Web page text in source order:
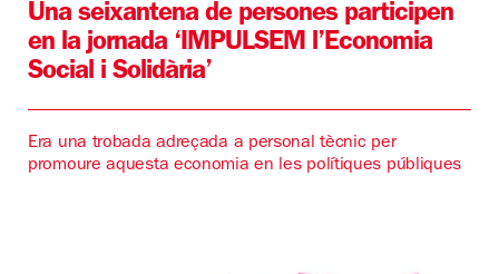
Una seixantena de persones participen
en la jornada ‘IMPULSEM l’Economia
Social i Solidària’
Era una trobada adreçada a personal tècnic per
promoure aquesta economia en les polítiques públiques